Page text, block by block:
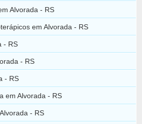
Alvorada - RS
em Alvorada - RS
- RS
- RS
- RS
em Alvorada - RS
- RS